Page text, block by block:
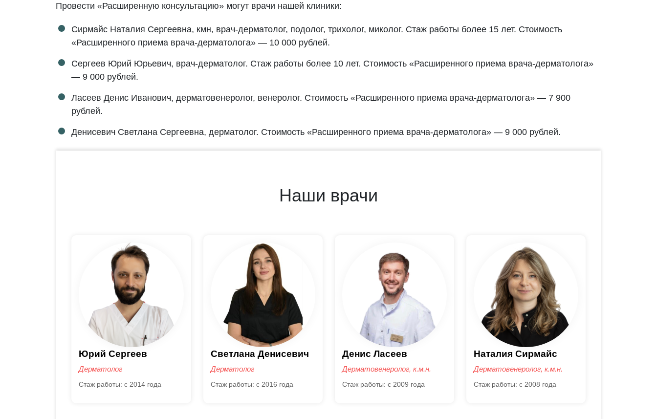
Провести «Расширенную консультацию» могут врачи нашей клиники:
Сирмайс Наталия Сергеевна, кмн, врач-дерматолог, подолог, трихолог, миколог. Стаж работы более 15 лет. Стоимость
«Расширенного приема врача-дерматолога» — 10 000 рублей.
Сергеев Юрий Юрьевич, врач-дерматолог. Стаж работы более 10 лет. Стоимость «Расширенного приема врача-дерматолога»
— 9 000 рублей.
Ласеев Денис Иванович, дерматовенеролог, венеролог. Стоимость «Расширенного приема врача-дерматолога» — 7 900
рублей.
Денисевич Светлана Сергеевна, дерматолог. Стоимость «Расширенного приема врача-дерматолога» — 9 000 рублей.
Наши врачи
Светлана Денисевич
Дерматолог
Стаж работы: с 2016 года
Денис Ласеев
Дерматовенеролог, к.м.н.
Стаж работы: с 2009 года
Наталия Сирмайс
Дерматовенеролог, к.м.н.
Стаж работы: с 2008 года
Юрий Сергеев
Дерматолог
Стаж работы: с 2014 года